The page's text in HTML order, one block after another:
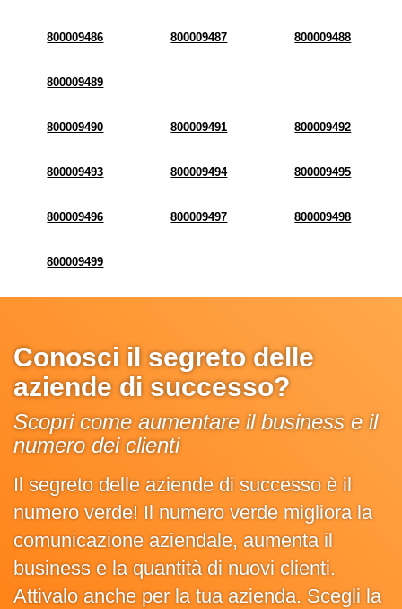
800009486 800009487 800009488
800009489
800009490 800009491 800009492
800009493 800009494 800009495
800009496 800009497 800009498
800009499
Conosci il segreto delle
aziende di successo?
Scopri come aumentare il business e il
numero dei clienti
Il segreto delle aziende di successo è il
numero verde! Il numero verde migliora la
comunicazione aziendale, aumenta il
business e la quantità di nuovi clienti.
Attivalo anche per la tua azienda. Scegli la